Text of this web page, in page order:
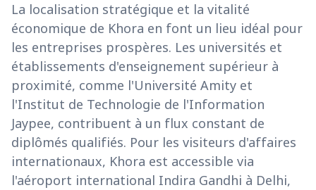
La localisation stratégique et la vitalité
économique de Khora en font un lieu idéal pour
les entreprises prospères. Les universités et
établissements d'enseignement supérieur à
proximité, comme l'Université Amity et
l'Institut de Technologie de l'Information
Jaypee, contribuent à un flux constant de
diplômés qualifiés. Pour les visiteurs d'affaires
internationaux, Khora est accessible via
l'aéroport international Indira Gandhi à Delhi,